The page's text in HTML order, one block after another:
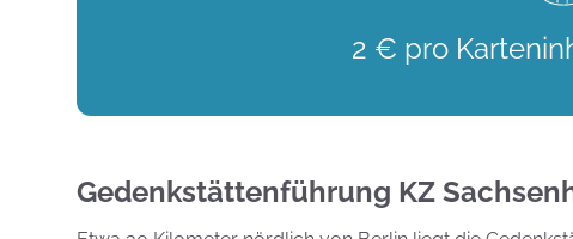
2 € pro
Gedenkstättenführung KZ